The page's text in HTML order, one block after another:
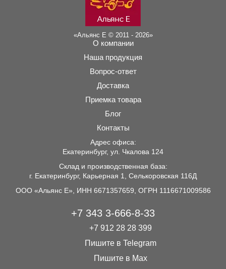
«Альянс Е © 2011 - 2026»
О компании
Наша продукция
Вопрос-ответ
Доставка
Приемка товара
Блог
Контакты
Адрес офиса:
Екатеринбург, ул. Чкалова 124
Склад и производственная база:
г. Екатеринбург, Карьерная 1, Селькоровская 116Д
ООО «Альянс Е», ИНН 6671357659, ОГРН 1116671009586
+7 343 3-666-8-33
+7 912 28 28 399
Пишите в Telegram
Пишите в Max